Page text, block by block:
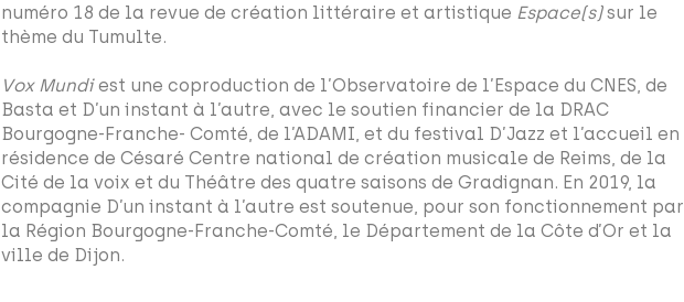
numéro 18 de la revue de création littéraire et artistique Espace(s)sur le
thème du Tumulte.
Vox Mundiest une coproduction de l’Observatoire de l’Espace du CNES, de
Basta et D’un instant à l’autre, avec le soutien financier de la DRAC
Bourgogne-Franche- Comté, de l’ADAMI, et du festival D’Jazz et l’accueil en
résidence de Césaré Centre national de création musicale de Reims, de la
Cité de la voix et du Théâtre des quatre saisons de Gradignan. En 2019, la
compagnie D’un instant à l’autre est soutenue, pour son fonctionnement par
la Région Bourgogne-Franche-Comté, le Département de la Côte d’Or et la
ville de Dijon.